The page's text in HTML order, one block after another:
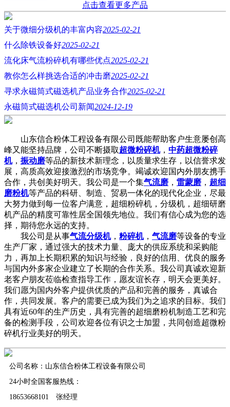
点击查看更多产品
关于微细分级机的丰富内容2025-02-21
什么除铁设备好2025-02-21
流化床气流粉碎机有哪些优点2025-02-21
教你怎么样挑选合适的冲击磨2025-02-21
寻求永磁筒式磁选机产品业务合作2025-02-21
永磁筒式磁选机公司新闻2024-12-19
山东信合粉体工程设备有限公司既能帮助客户生意屡创高
峰又能坚持品牌，公司不断摄取超微粉碎机， 中药超微粉碎
机， 振动磨等品的新技术新理念，以质量求生存，以信誉求发
展，高质高效迎接激烈的市场竞争。竭诚欢迎国内外朋友携手
合作，共创美好明天。我公司是一个集气流磨 ， 雷蒙磨 ， 超细
磨粉机等产品的科研、制造、贸易一体化的现代化企业，尽最
大努力做到每一位客户满意，超细粉碎机，分级机，超细研磨
机产品的精度可靠性居全国领先地位。我们有信心成为您的选
择，期待您永远的支持。
我公司是从事气流分级机， 粉碎机， 气流磨等设备的专业
生产厂家，通过强大的技术力量、庞大的供应系统和采购能
力，再加上长期积累的知识与经验，良好的信用、优良的服务
与国内外多家企业建立了长期的合作关系。我公司真诚欢迎新
老客户朋友莅临检查指导工作，愿友谊长存，明天会更美好。
我们愿为国内外客户提供优质的产品和完善的服务，真诚合
作，共同发展。客户的需要已成为我们为之追求的目标。我们
具有近60年的生产历史，具有完善的超细磨粉机制造工艺和完
备的检测手段，公司欢迎各位有识之士加盟，共同创造超微粉
碎机行业美好的明天。
公司名称：山东信合粉体工程设备有限公司
24小时全国客服热线：
18653668101 张经理